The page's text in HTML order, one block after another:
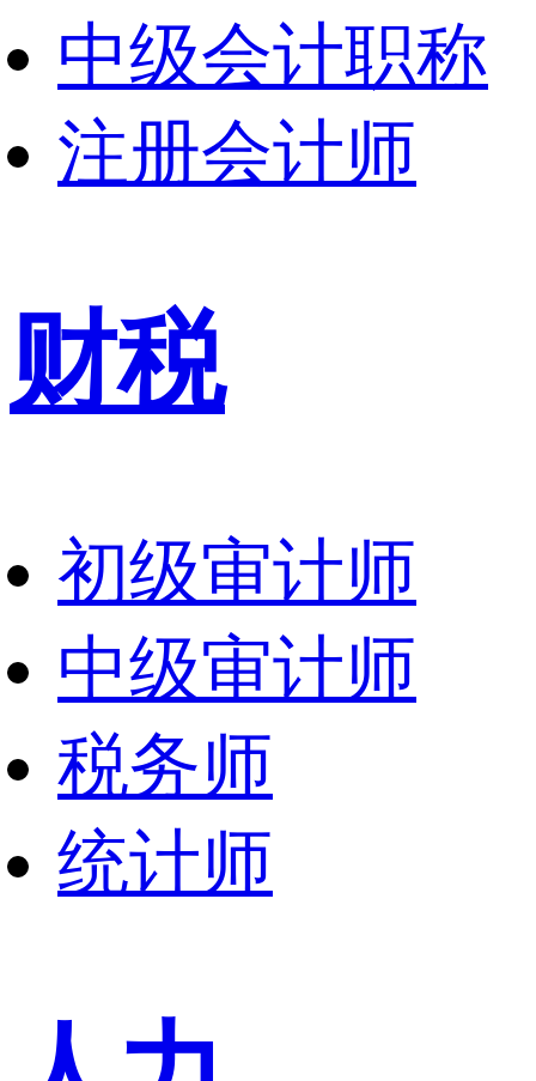
中级会计职称
注册会计师
财税
初级审计师
中级审计师
税务师
统计师